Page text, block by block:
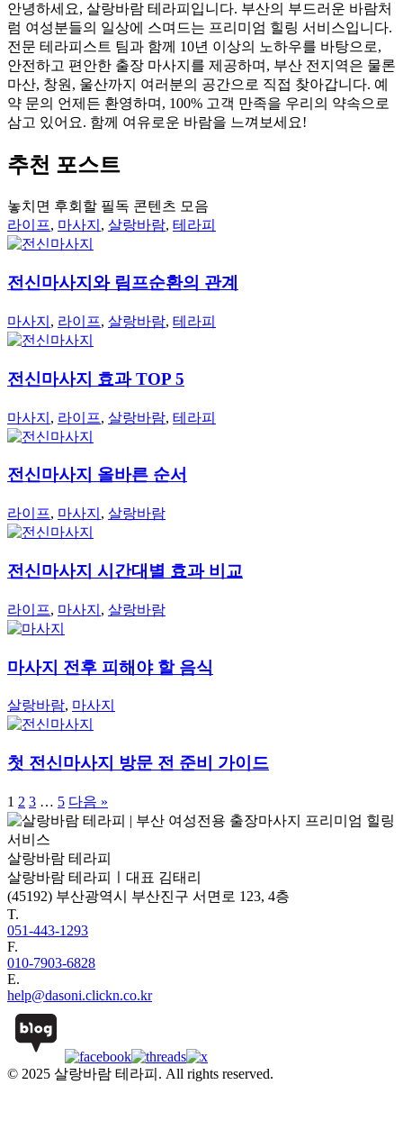
안녕하세요, 살랑바람 테라피입니다. 부산의 부드러운 바람처
럼 여성분들의 일상에 스며드는 프리미엄 힐링 서비스입니다.
전문 테라피스트 팀과 함께 10년 이상의 노하우를 바탕으로,
안전하고 편안한 출장 마사지를 제공하며, 부산 전지역은 물론
마산, 창원, 울산까지 여러분의 공간으로 직접 찾아갑니다. 예
약 문의 언제든 환영하며, 100% 고객 만족을 우리의 약속으로
삼고 있어요. 함께 여유로운 바람을 느껴보세요!
추천 포스트
놓치면 후회할 필독 콘텐츠 모음
라이프, 마사지 , 살랑바람, 테라피
전신마사지와 림프순환의 관계
마사지 , 라이프, 살랑바람, 테라피
전신마사지 효과 TOP 5
마사지 , 라이프, 살랑바람, 테라피
전신마사지 올바른 순서
라이프, 마사지 , 살랑바람
전신마사지 시간대별 효과 비교
라이프, 마사지 , 살랑바람
마사지 전후 피해야 할 음식
살랑바람, 마사지
첫 전신마사지 방문 전 준비 가이드
1 2 3 … 5 다음 »
살랑바람 테라피
살랑바람 테라피ㅣ대표 김태리
(45192) 부산광역시 부산진구 서면로 123, 4층
T.
051-443-1293
F.
010-7903-6828
E.
help@dasoni.clickn.co.kr
© 2025 살랑바람 테라피. All rights reserved.